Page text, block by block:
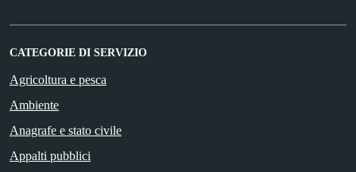
CATEGORIE DI SERVIZIO
Agricoltura e pesca
Ambiente
Anagrafe e stato civile
Appalti pubblici